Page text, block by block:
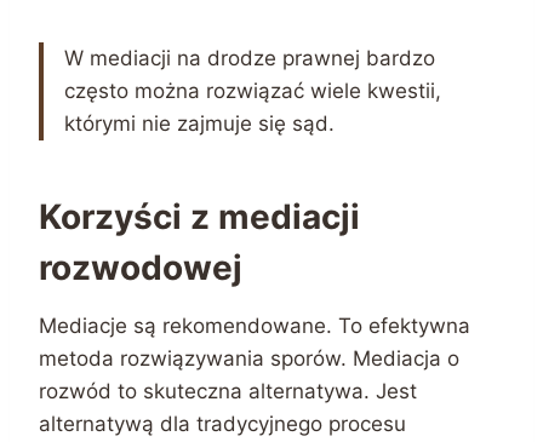
W mediacji na drodze prawnej bardzo
często można rozwiązać wiele kwestii,
którymi nie zajmuje się sąd.
Korzyści z mediacji
rozwodowej
Mediacje są rekomendowane. To efektywna
metoda rozwiązywania sporów. Mediacja o
rozwód to skuteczna alternatywa. Jest
alternatywą dla tradycyjnego procesu